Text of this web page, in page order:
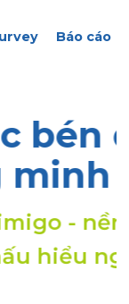
Báo cáo
từ
số
tiêu